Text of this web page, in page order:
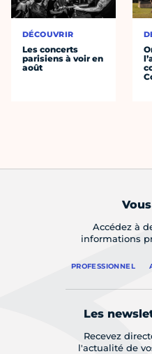
DÉCOUVRIR
Les concerts
parisiens à voir en
août
Accédez à
informations
PROFESSIONNEL
Les
Recevez
l'actualité de